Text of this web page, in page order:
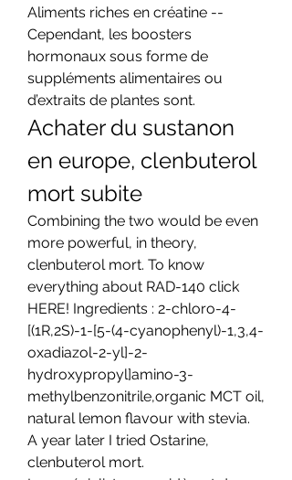
Aliments riches en créatine --
Cependant, les boosters
hormonaux sous forme de
suppléments alimentaires ou
d’extraits de plantes sont.
Achater du sustanon
en europe, clenbuterol
mort subite
Combining the two would be even
more powerful, in theory,
clenbuterol mort. To know
everything about RAD-140 click
HERE! Ingredients : 2-chloro-4-
[(1R,2S)-1-[5-(4-cyanophenyl)-1,3,4-
oxadiazol-2-yl]-2-
hydroxypropyl]amino-3-
methylbenzonitrile,organic MCT oil,
natural lemon flavour with stevia.
A year later I tried Ostarine,
clenbuterol mort.